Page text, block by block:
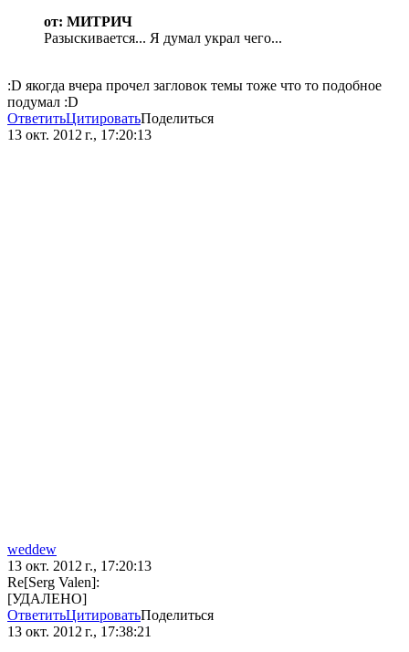
от: МИТРИЧ
Разыскивается... Я думал украл чего...
:D якогда вчера прочел загловок темы тоже что то подобное
подумал :D
ОтветитьЦитироватьПоделиться
13 окт. 2012 г., 17:20:13
weddew
13 окт. 2012 г., 17:20:13
Re[Serg Valen]:
[УДАЛЕНО]
ОтветитьЦитироватьПоделиться
13 окт. 2012 г., 17:38:21